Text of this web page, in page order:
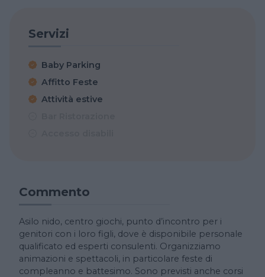
Servizi
Baby Parking
Affitto Feste
Attività estive
Commento
Asilo nido, centro giochi, punto d’incontro per i
genitori con i loro figli, dove è disponibile personale
qualificato ed esperti consulenti. Organizziamo
animazioni e spettacoli, in particolare feste di
compleanno e battesimo. Sono previsti anche corsi